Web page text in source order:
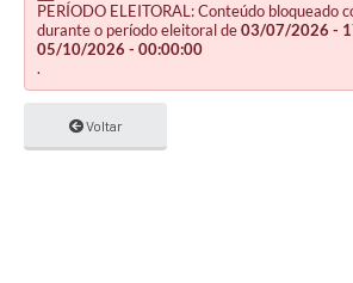
PERÍODO ELEITORAL: Conteúdo bloqueado
durante o período eleitoral de03/07/2026 -
05/10/2026 - 00:00:00
.
Voltar